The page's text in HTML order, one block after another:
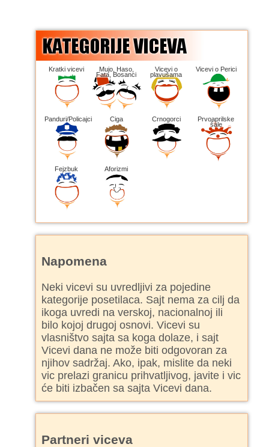
Kratki vicevi Mujo, Haso,
Fata, Bosanci
Vicevi o
plavušama
Vicevi o Perici
Panduri/Policajci Ciga Crnogorci Prvoaprilske
šale
Fejzbuk Aforizmi
Napomena
Neki vicevi su uvredljivi za pojedine
kategorije posetilaca. Sajt nema za cilj da
ikoga uvredi na verskoj, nacionalnoj ili
bilo kojoj drugoj osnovi. Vicevi su
vlasništvo sajta sa koga dolaze, i sajt
Vicevi dana ne može biti odgovoran za
njihov sadržaj. Ako, ipak, mislite da neki
vic prelazi granicu prihvatljivog, javite i vic
će biti izbačen sa sajta Vicevi dana.
Partneri viceva